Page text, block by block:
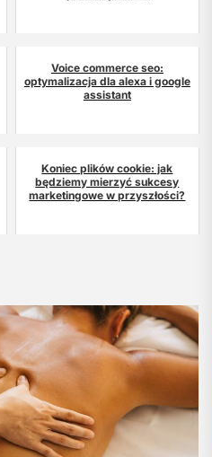
Voice commerce seo:
optymalizacja dla alexa i google
assistant
Koniec plików cookie: jak
będziemy mierzyć sukcesy
marketingowe w przyszłości?